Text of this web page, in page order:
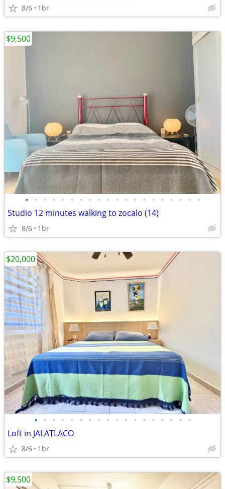
8/6 1br
• • • • • • • • • • • • • • • • • • • •
Studio 12 minutes walking to zocalo (14)
8/6 1br
$9,500
• • • • • • • • • • • • • • • • • •
Loft in JALATLACO
8/6 1br
$20,000
$9,500